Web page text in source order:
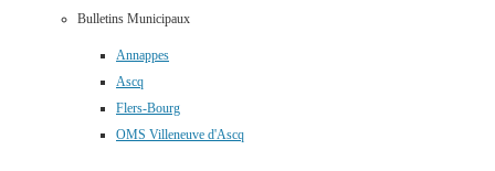
Bulletins Municipaux
Annappes
Ascq
Flers-Bourg
OMS Villeneuve d'Ascq